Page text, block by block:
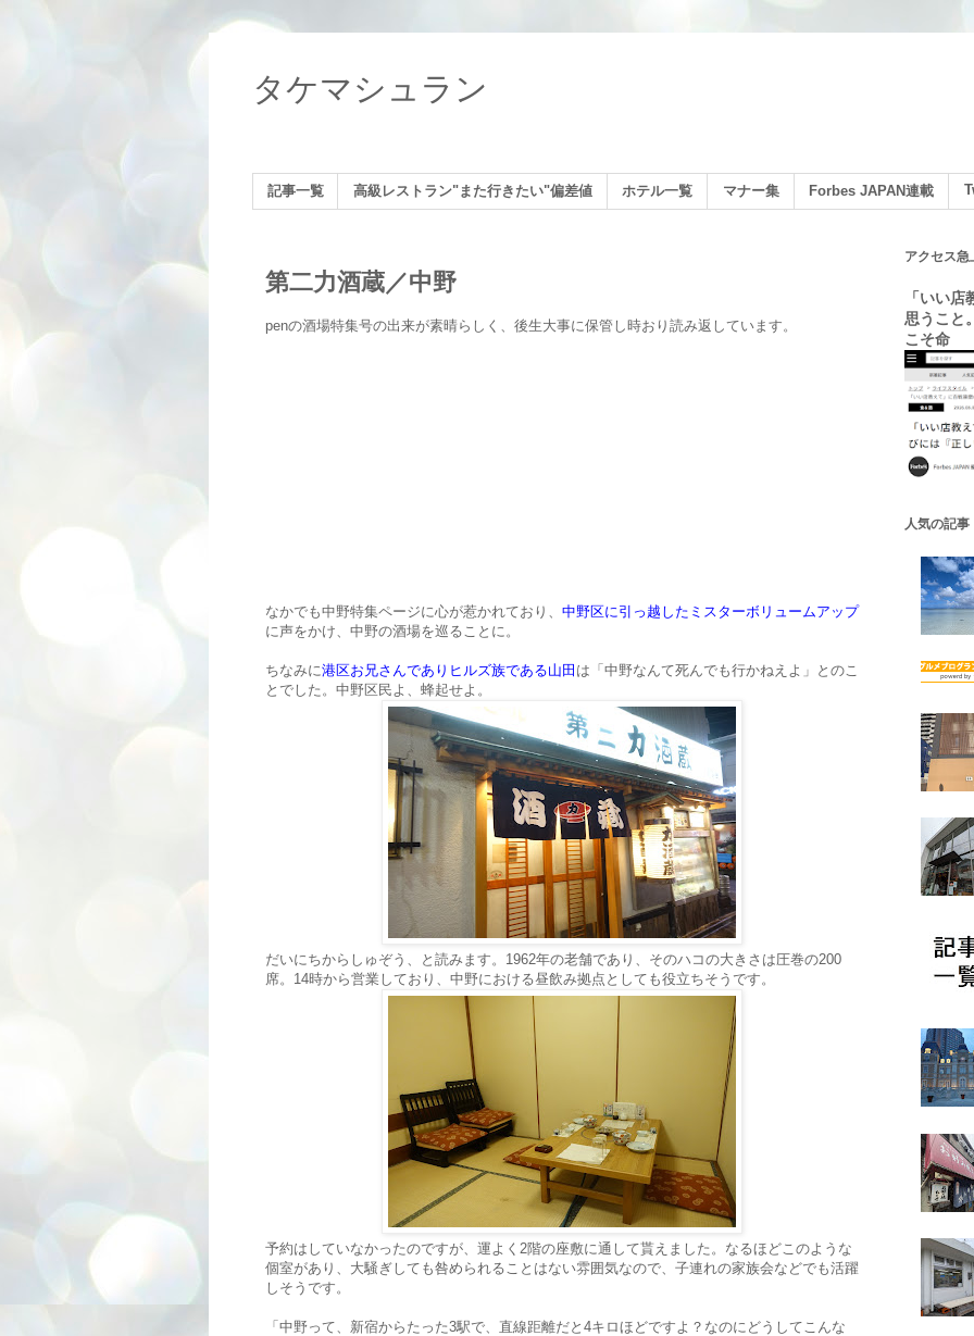
タケマシュラン
記事一覧 高級レストラン"また行きたい"偏差値 ホテル一覧 マナー集 Forbes JAPAN連載
第二力酒蔵／中野
penの酒場特集号の出来が素晴らしく、後生大事に保管し時おり読み返しています。
なかでも中野特集ページに心が惹かれており、 中野区に引っ越したミスターボリュームアップ
に声をかけ、中野の酒場を巡ることに。
ちなみに港区お兄さんでありヒルズ族である山田 は「中野なんて死んでも行かねえよ」とのこ
とでした。中野区民よ、蜂起せよ。
だいにちからしゅぞう、と読みます。1962年の老舗であり、そのハコの大きさは圧巻の200
席。14時から営業しており、中野における昼飲み拠点としても役立ちそうです。
予約はしていなかったのですが、運よく2階の座敷に通して貰えました。なるほどこのような
個室があり、大騒ぎしても咎められることはない雰囲気なので、子連れの家族会などでも活躍
しそうです。
「中野って、新宿からたった3駅で、直線距離だと4キロほどですよ？なのにどうしてこんな
アクセス急
「いい
思うこと
こそ命
人気の記事